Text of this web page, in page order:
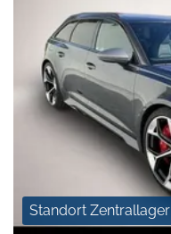
Standort Zentrallager